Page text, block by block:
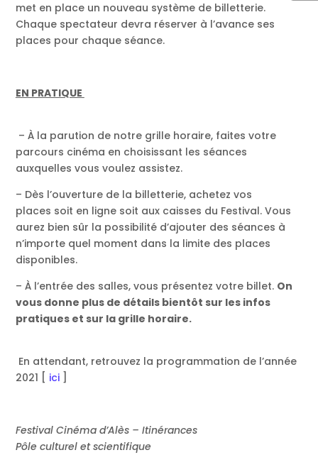
met en place un nouveau système de billetterie.
Chaque spectateur devra réserver à l’avance ses
places pour chaque séance.
EN PRATIQUE
– À la parution de notre grille horaire, faites votre
parcours cinéma en choisissant les séances
auxquelles vous voulez assistez.
– Dès l’ouverture de la billetterie, achetez vos
places soit en ligne soit aux caisses du Festival. Vous
aurez bien sûr la possibilité d’ajouter des séances à
n’importe quel moment dans la limite des places
disponibles.
– À l’entrée des salles, vous présentez votre billet. On
vous donne plus de détails bientôt sur les infos
pratiques et sur la grille horaire.
En attendant, retrouvez la programmation de l’année
2021 [ ici]
Festival Cinéma d’Alès – Itinérances
Pôle culturel et scientifique